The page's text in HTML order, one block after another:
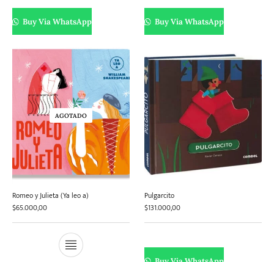
Buy Via WhatsApp Buy Via WhatsApp
AGOTADO
Romeo y Julieta (Ya leo a)
$65.000,00
Pulgarcito
$131.000,00